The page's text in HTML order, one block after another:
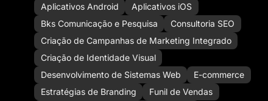
Aplicativos Android
Aplicativos iOS
Bks Comunicação e Pesquisa
Consultoria SEO
Criação de Campanhas de Marketing Integrado
Criação de Identidade Visual
Desenvolvimento de Sistemas Web
E-commerce
Estratégias de Branding
Funil de Vendas